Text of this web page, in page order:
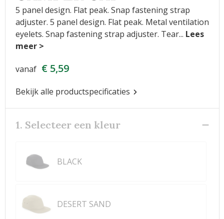
5 panel design. Flat peak. Snap fastening strap
adjuster. 5 panel design. Flat peak. Metal ventilation
eyelets. Snap fastening strap adjuster. Tear...
vanaf € 5,59
Bekijk alle productspecificaties
1. Selecteer een kleur
BLACK
DESERT SAND